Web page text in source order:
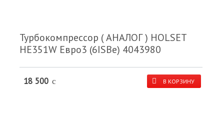
Турбокомпрессор ( АНАЛОГ ) HOLSET
HE351W Евро3 (6ISBe) 4043980
18 500 c В КОРЗИНУ